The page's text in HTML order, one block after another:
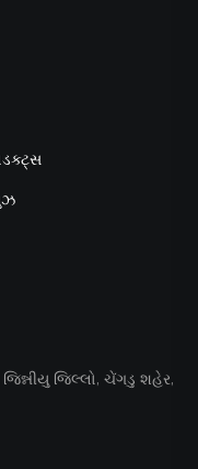
જિન્નીયુ જિલ્લો, ચેંગડુ શહેર,